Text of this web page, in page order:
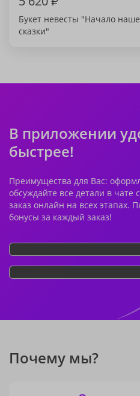
Букет невесты "Начало
сказки"
В приложении
быстрее!
Преимущества для Вас:
обсуждайте все детали в чате
заказ онлайн на всех этапах.
бонусы за каждый заказ!
Почему мы?